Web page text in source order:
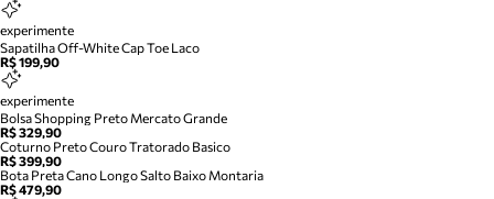
experimente
Sapatilha Off-White Cap Toe Laco
R$ 199,90
experimente
Bolsa Shopping Preto Mercato Grande
R$ 329,90
Coturno Preto Couro Tratorado Basico
R$ 399,90
Bota Preta Cano Longo Salto Baixo Montaria
R$ 479,90